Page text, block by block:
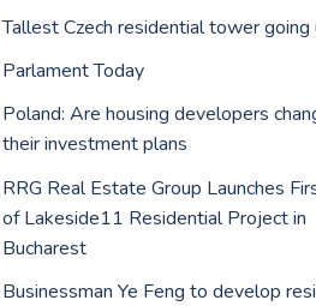
Tallest Czech residential tower going
Parlament Today
Poland: Are housing developers
their investment plans
RRG Real Estate Group Launches
of Lakeside11 Residential Project in
Bucharest
Businessman Ye Feng to develop